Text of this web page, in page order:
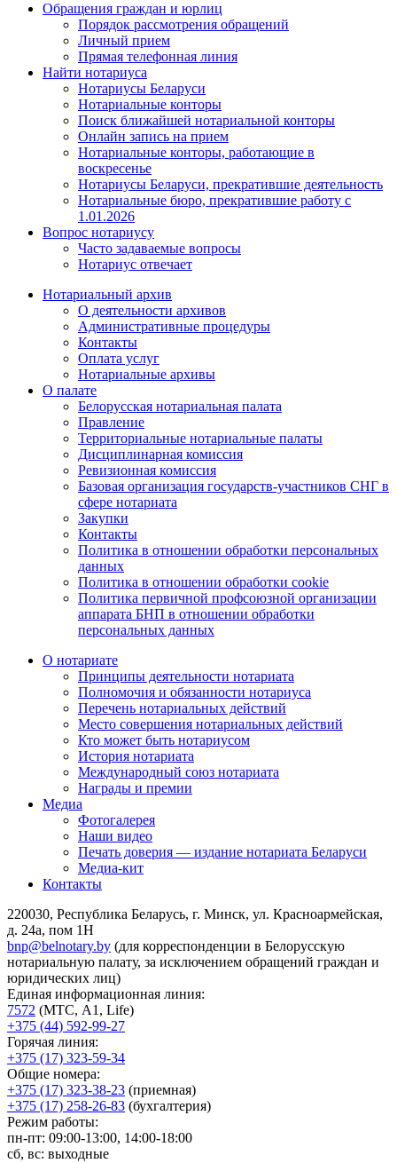
Обращения граждан и юрлиц
Порядок рассмотрения обращений
Личный прием
Прямая телефонная линия
Найти нотариуса
Нотариусы Беларуси
Нотариальные конторы
Поиск ближайшей нотариальной конторы
Онлайн запись на прием
Нотариальные конторы, работающие в
воскресенье
Нотариусы Беларуси, прекратившие деятельность
Нотариальные бюро, прекратившие работу с
1.01.2026
Вопрос нотариусу
Часто задаваемые вопросы
Нотариус отвечает
Нотариальный архив
О деятельности архивов
Административные процедуры
Контакты
Оплата услуг
Нотариальные архивы
О палате
Белорусская нотариальная палата
Правление
Территориальные нотариальные палаты
Дисциплинарная комиссия
Ревизионная комиссия
Базовая организация государств-участников СНГ в
сфере нотариата
Закупки
Контакты
Политика в отношении обработки персональных
данных
Политика в отношении обработки cookie
Политика первичной профсоюзной организации
аппарата БНП в отношении обработки
персональных данных
О нотариате
Принципы деятельности нотариата
Полномочия и обязанности нотариуса
Перечень нотариальных действий
Место совершения нотариальных действий
Кто может быть нотариусом
История нотариата
Международный союз нотариата
Награды и премии
Медиа
Фотогалерея
Наши видео
Печать доверия — издание нотариата Беларуси
Медиа-кит
Контакты
220030, Республика Беларусь, г. Минск, ул. Красноармейская,
д. 24а, пом 1Н
bnp@belnotary.by (для корреспонденции в Белорусскую
нотариальную палату, за исключением обращений граждан и
юридических лиц)
Единая информационная линия:
7572 (МТС, A1, Life)
+375 (44) 592-99-27
Горячая линия:
+375 (17) 323-59-34
Общие номера:
+375 (17) 323-38-23 (приемная)
+375 (17) 258-26-83 (бухгалтерия)
Режим работы:
пн-пт: 09:00-13:00, 14:00-18:00
сб, вс: выходные